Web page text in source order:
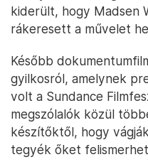
kiderült, hogy Madsen
rákeresett a művelet
Később
gyilkosról, amelynek
volt a Sundance
megszólalók közül
készítőktől, hogy
tegyék őket